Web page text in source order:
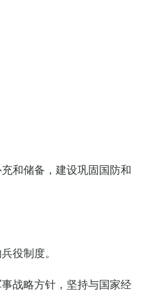
和储备，建设巩固国防和
役制度。
战略方针，坚持与国家经